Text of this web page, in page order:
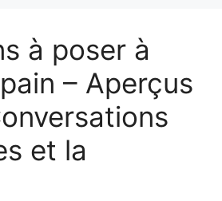
à poser à
– Aperçus
et la